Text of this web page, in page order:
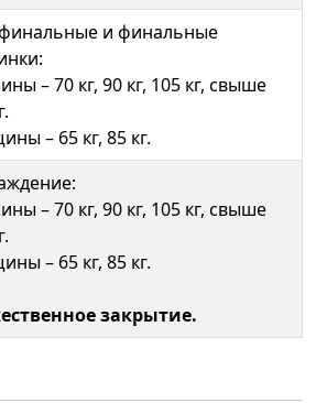
и финальные
– 70 кг, 90 кг, 105 кг, свыше
– 65 кг, 85 кг.
– 70 кг, 90 кг, 105 кг, свыше
– 65 кг, 85 кг.
закрытие.